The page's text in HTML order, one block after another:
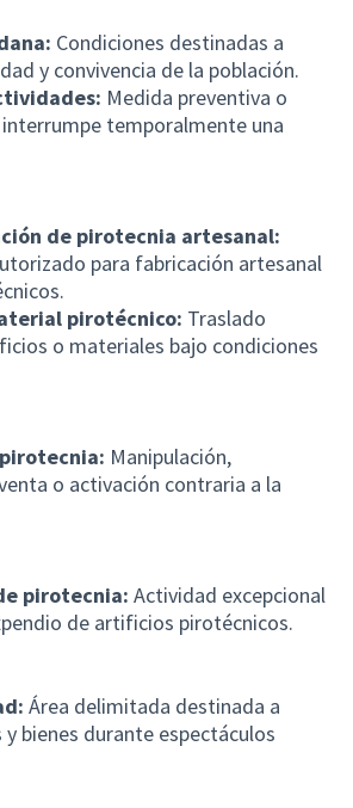
Condiciones destinadas a
y convivencia de la población.
Medida preventiva o
temporalmente una
de pirotecnia artesanal:
para fabricación artesanal
pirotécnico: Traslado
o materiales bajo condiciones
Manipulación,
o activación contraria a la
pirotecnia: Actividad excepcional
de artificios pirotécnicos.
Área delimitada destinada a
bienes durante espectáculos